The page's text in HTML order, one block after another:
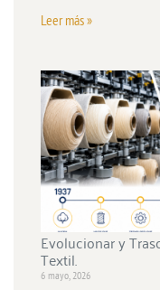
Leer más »
Evolucionar y
Textil.
6 mayo, 2026